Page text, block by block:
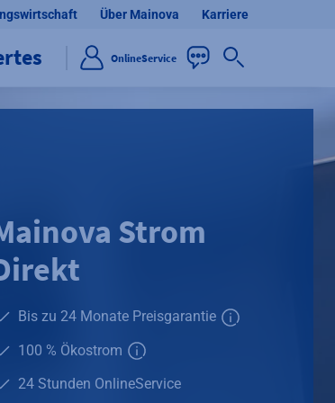
Über Mainova Karriere
OnlineService
Strom
Bis zu 24 Monate Preisgarantie
100 % Ökostrom
24 Stunden OnlineService